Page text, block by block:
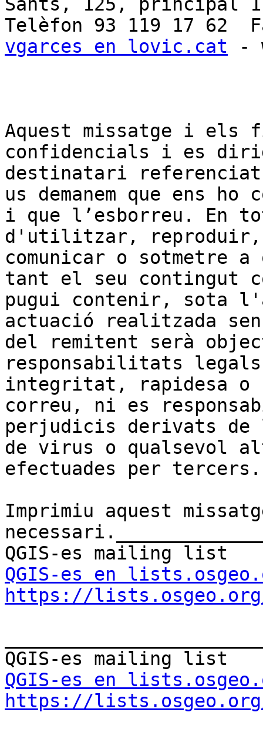
Sants, 125, principal
vgarces en lovic.cat -
Aquest missatge i els
confidencials i es
destinatari
us demanem que ens
i que l’esborreu. En
d'utilitzar,
comunicar o sotmetre
tant el seu contingut
pugui contenir, sota
actuació realitzada
del remitent serà
responsabilitats
integritat, rapidesa o
correu, ni es
perjudicis derivats de
de virus o qualsevol
efectuades per tercers.
Imprimiu aquest
QGIS-es en
https://
QGIS-es en
https://